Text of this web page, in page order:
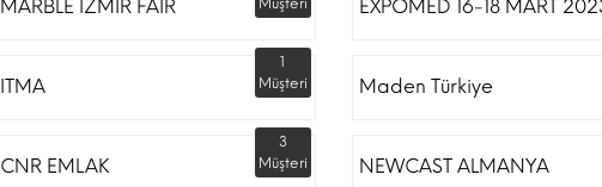
MARBLE İZMİR FAIR
Müşteri
EXPOMED 16-18 MART
ITMA
1
Müşteri
Maden Türkiye
CNR EMLAK
3
Müşteri
NEWCAST ALMANYA